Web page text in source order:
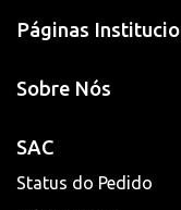
Páginas
Sobre Nós
SAC
Status do Pedido